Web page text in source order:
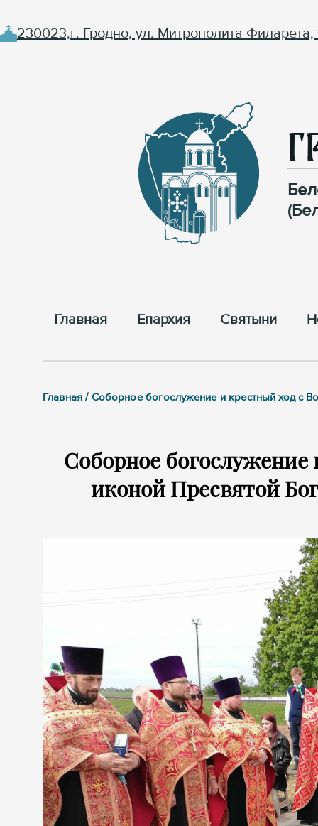
230023,г. Гродно, ул. Митрополита Филарета,
Главная Епархия Cвятыни
Главная / Соборное богослужение и крестный ход с
Соборное
иконой Пресвятой